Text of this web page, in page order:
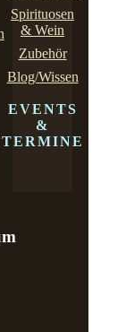
Spirituosen
& Wein
Zubehör
Blog/Wissen
EVENTS
&
TERMINE